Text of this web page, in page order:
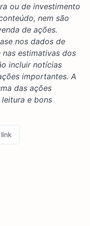
ou de investimento
nem são
de ações.
nos dados de
nas estimativas dos
incluir notícias
importantes. A
das ações
e bons